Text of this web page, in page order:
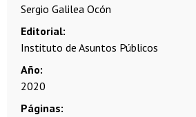
Sergio Galilea Ocón
Editorial
Instituto de Asuntos Públicos
Año
2020
Páginas